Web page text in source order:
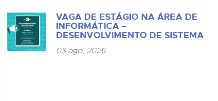
VAGA DE ESTÁGIO NA ÁREA DE
INFORMÁTICA –
DESENVOLVIMENTO DE SISTEMA
03 ago, 2026